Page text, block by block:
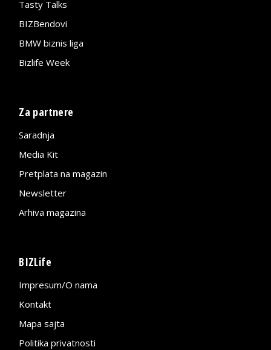
Tasty Talks
BIZBendovi
BMW biznis liga
Bizlife Week
Za partnere
Saradnja
Media Kit
Pretplata na magazin
Newsletter
Arhiva magazina
BIZLife
Impresum/O nama
Kontakt
Mapa sajta
Politika privatnosti